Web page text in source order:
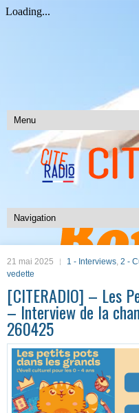
21 mai 2025 1 - Interviews, 2 -
vedette
[CITERADIO] – Les
– Interview de la
260425